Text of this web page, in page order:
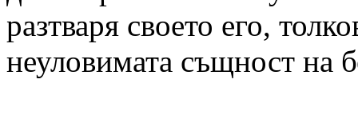
разтваря своето его,
неуловимата същност на